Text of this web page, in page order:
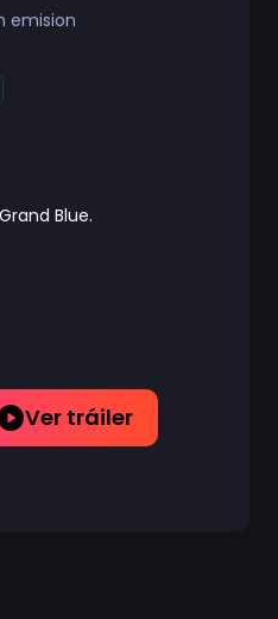
emision
Blue.
Ver tráiler